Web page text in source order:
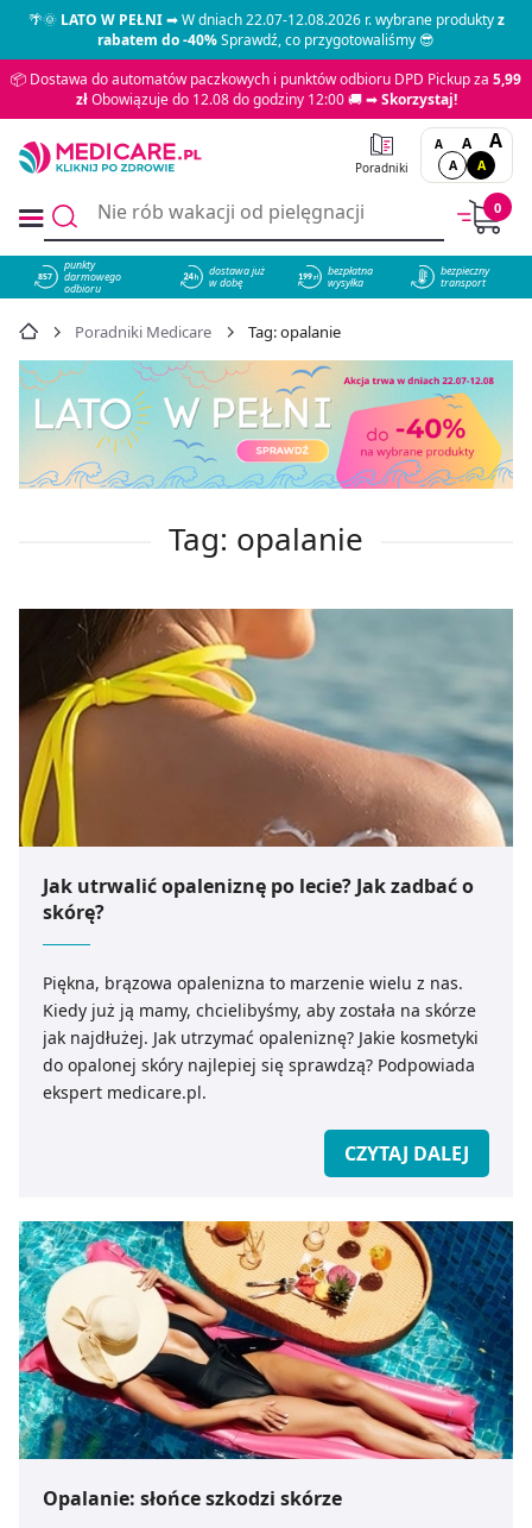
🌴🌞LATO W PEŁNI➡ W dniach 22.07-12.08.2026 r. wybrane produktyz
rabatem do -40%Sprawdź, co przygotowaliśmy 😎
📦 Dostawa do automatów paczkowych i punktów odbioru DPD Pickup za 5,99
złObowiązuje do 12.08 do godziny 12:00 🚚 ➡Skorzystaj!
Poradniki
A A A
A A
0
857
punkty
darmowego
odbioru
dostawa już
w dobę
bezpłatna
wysyłka
bezpieczny
transport
Poradniki Medicare Tag: opalanie
Tag: opalanie
Jak utrwalić opaleniznę po lecie? Jak zadbać o
skórę?
Piękna, brązowa opalenizna to marzenie wielu z nas.
Kiedy już ją mamy, chcielibyśmy, aby została na skórze
jak najdłużej. Jak utrzymać opaleniznę? Jakie kosmetyki
do opalonej skóry najlepiej się sprawdzą? Podpowiada
ekspert medicare.pl.
CZYTAJ DALEJ
Opalanie: słońce szkodzi skórze